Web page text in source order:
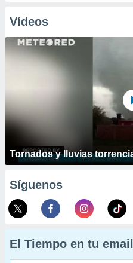
Vídeos
Tornados y lluvias
Síguenos
El Tiempo en tu email